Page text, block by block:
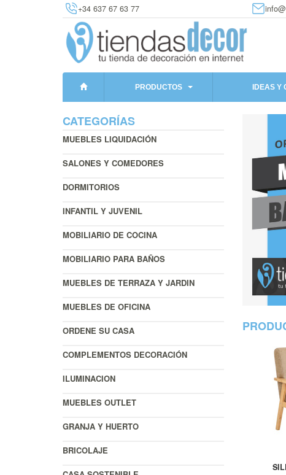
+34 637 67 63 77
PRODUCTOS IDEAS Y
CATEGORÍAS
MUEBLES LIQUIDACIÓN
SALONES Y COMEDORES
DORMITORIOS
INFANTIL Y JUVENIL
MOBILIARIO DE COCINA
MOBILIARIO PARA BAÑOS
MUEBLES DE TERRAZA Y JARDIN
MUEBLES DE OFICINA
ORDENE SU CASA
COMPLEMENTOS DECORACIÓN
ILUMINACION
MUEBLES OUTLET
GRANJA Y HUERTO
BRICOLAJE